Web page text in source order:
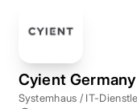
Cyient Germany
Systemhaus / IT-